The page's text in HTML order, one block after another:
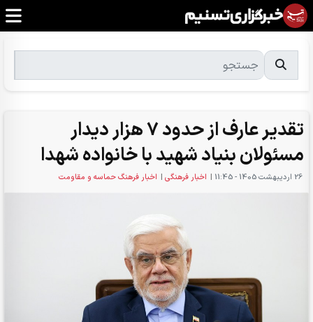
تقدیر عارف از حدود 7 هزار دیدار
مسئولان بنیاد شهید با خانواده شهدا
26 ارديبهشت 1405 - 11:45 | اخبار فرهنگی | اخبار فرهنگ حماسه و مقاومت